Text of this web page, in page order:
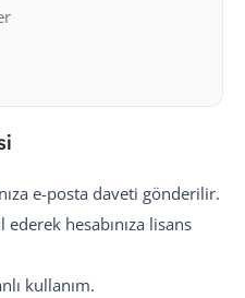
e-posta daveti gönderilir.
hesabınıza lisans
kullanım.